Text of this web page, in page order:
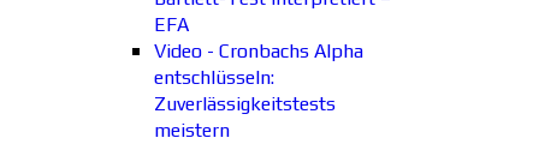
EFA
Video - Cronbachs Alpha
entschlüsseln:
Zuverlässigkeitstests
meistern